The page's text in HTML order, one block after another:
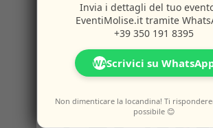
Invia i dettagli del tuo
EventiMolise.it tramite
+39 350 191 8395
WAScrivici su
Non dimenticare la locandina! Ti
possibile 😊